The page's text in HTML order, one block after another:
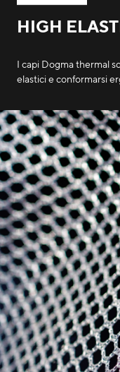
HIGH
I capi Dogma thermal
elastici e conformarsi